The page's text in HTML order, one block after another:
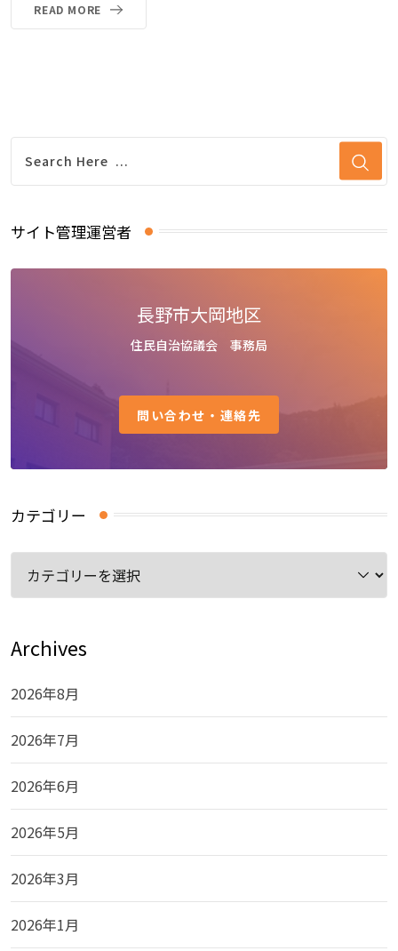
READ MORE
サイト管理運営者
長野市大岡地区
住民自治協議会 事務局
問い合わせ・連絡先
カテゴリー
リ
ー
Archives
2026年8月
2026年7月
2026年6月
2026年5月
2026年3月
2026年1月